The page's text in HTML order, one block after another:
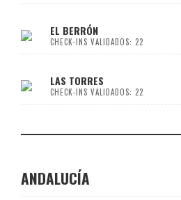
EL BERRÓN
CHECK-INS VALIDADOS: 22
LAS TORRES
CHECK-INS VALIDADOS: 22
ANDALUCÍA